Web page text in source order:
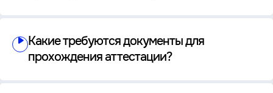
Какие требуются документы для
прохождения аттестации?